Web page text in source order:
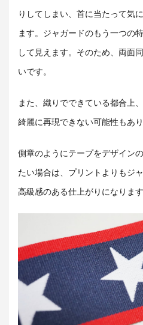
りしてしまい、首に当たって気
ます。ジャガードのもう一つの
して見えます。そのため、両面
いです。
また、織りでできている都合上
綺麗に再現できない可能性もあり
側章のようにテープをデザイン
たい場合は、プリントよりもジ
高級感のある仕上がりになります